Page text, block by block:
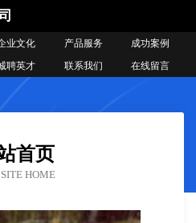
业文化 产品服务
成功案例
聘英才 联系我们 在线留言
首页
HOME